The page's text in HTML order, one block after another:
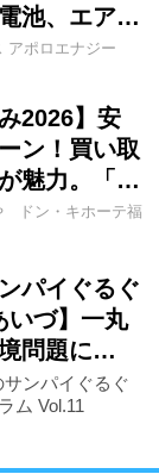
池、エア…
アポロエナジー
2026】安
ン！買い取
魅力。「…
ドン・キホーテ福
パイぐるぐ
いづ】一丸
問題に…
サンパイぐるぐ
ム Vol.11